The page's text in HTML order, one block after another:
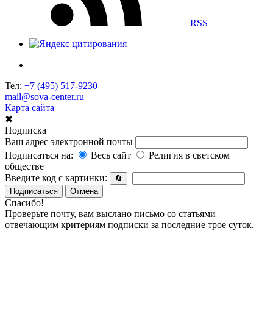
RSS
Тел: +7 (495) 517-9230
mail@sova-center.ru
Карта сайта
✖
Подписка
Ваш адрес электронной почты
Подписаться на:
Весь сайт
Религия в светском
обществе
Введите код с картинки:
🔄
Подписаться
Отмена
Спасибо!
Проверьте почту, вам выслано письмо со статьями
отвечающим критериям подписки за последние трое суток.